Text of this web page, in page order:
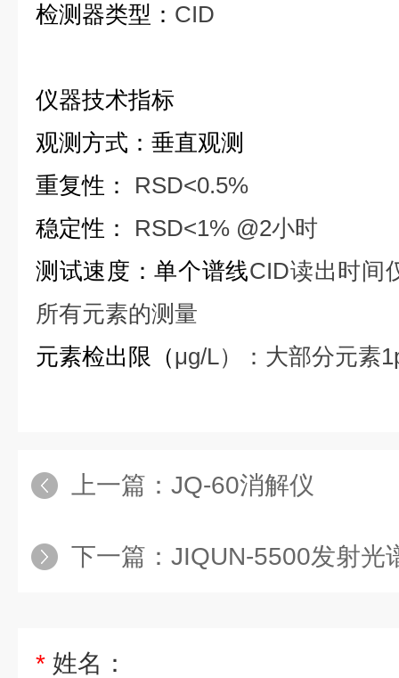
检测器类型： CID
仪器技术指标
观测方式：垂直观测
重复性：
RSD<0.5%
稳定性：
RSD<1% @2小时
测试速度：单个谱线CID读出时间
所有元素的测量
元素检出限（μg/L）：大部分元素
上一篇： JQ-60消解仪
下一篇： JIQUN-5500发射光
* 姓名：